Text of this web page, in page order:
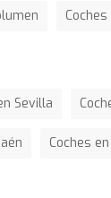
Sevilla
Coches